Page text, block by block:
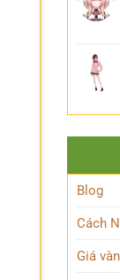
Blog
Cách
Giá